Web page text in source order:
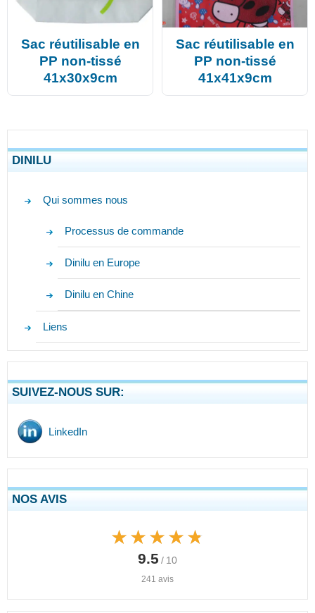
Sac réutilisable en
PP non-tissé
41x30x9cm
Sac réutilisable en
PP non-tissé
41x41x9cm
DINILU
Qui sommes nous
Processus de commande
Dinilu en Europe
Dinilu en Chine
Liens
SUIVEZ-NOUS SUR:
LinkedIn
NOS AVIS
★★★★★
★★★★★
9.5 / 10
241 avis